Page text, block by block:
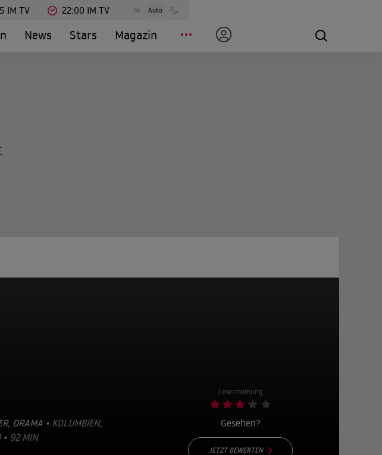
IM TV 22:00 IM TV Auto
News Stars Magazin
, DRAMA • KOLUMBIEN,
• 92 MIN
Lesermeinung
Gesehen?
JETZT BEWERTEN